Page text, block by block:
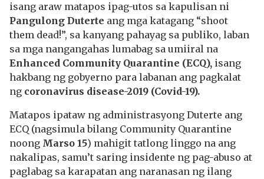
isang araw matapos ipag-utos sa kapulisan ni
Pangulong Duterte ang mga katagang “shoot
them dead!”, sa kanyang pahayag sa publiko, laban
sa mga nangangahas lumabag sa umiiral na
Enhanced Community Quarantine (ECQ), isang
hakbang ng gobyerno para labanan ang pagkalat
ng coronavirus disease-2019 (Covid-19).
Matapos ipataw ng administrasyong Duterte ang
ECQ (nagsimula bilang Community Quarantine
noong Marso 15) mahigit tatlong linggo na ang
nakalipas, samu’t saring insidente ng pag-abuso at
paglabag sa karapatan ang naranasan ng ilang